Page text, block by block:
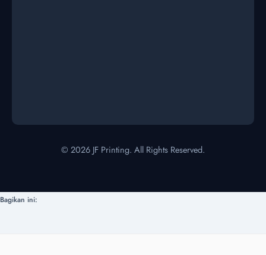
© 2026 JF Printing. All Rights Reserved.
Bagikan ini: